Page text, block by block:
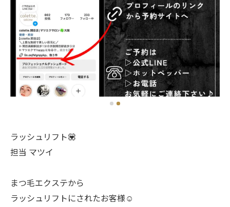
ラッシュリフト💟
担当 マツイ
まつ毛エクステから
ラッシュリフトにされたお客様☺️